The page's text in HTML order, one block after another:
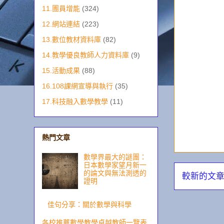
較新的文章
11.團員增能 (324)
12.網站連結 (223)
13.數位教材資料庫 (82)
14.教學優良教師人力資料庫 (9)
15.活動成果 (88)
16.108課網宣導與執行 (35)
17.科技融入數學教學 (11)
熱門文章
數學界最大的謎團：
日本數學家望月新一
的論文與無法測透的
證明
佳句分享：關於數學與科學
各校推薦數學教學卓越教師一覽表